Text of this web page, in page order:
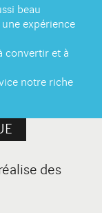
beau
expérience
convertir et à
notre riche
des